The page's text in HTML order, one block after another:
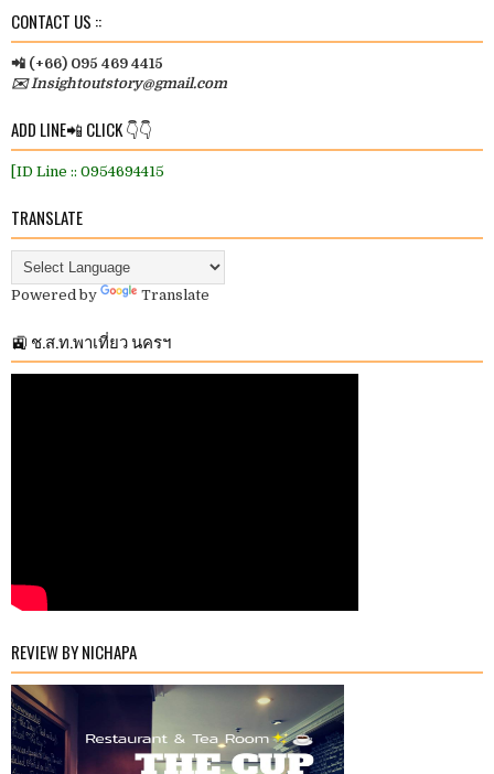
CONTACT US ::
📲 (+66) 095 469 4415
✉️ Insightoutstory@gmail.com
ADD LINE📲 CLICK 👇👇
[ID Line :: 0954694415
TRANSLATE
Powered by Translate
🚉 ช.ส.ท.พาเที่ยว นครฯ
REVIEW BY NICHAPA